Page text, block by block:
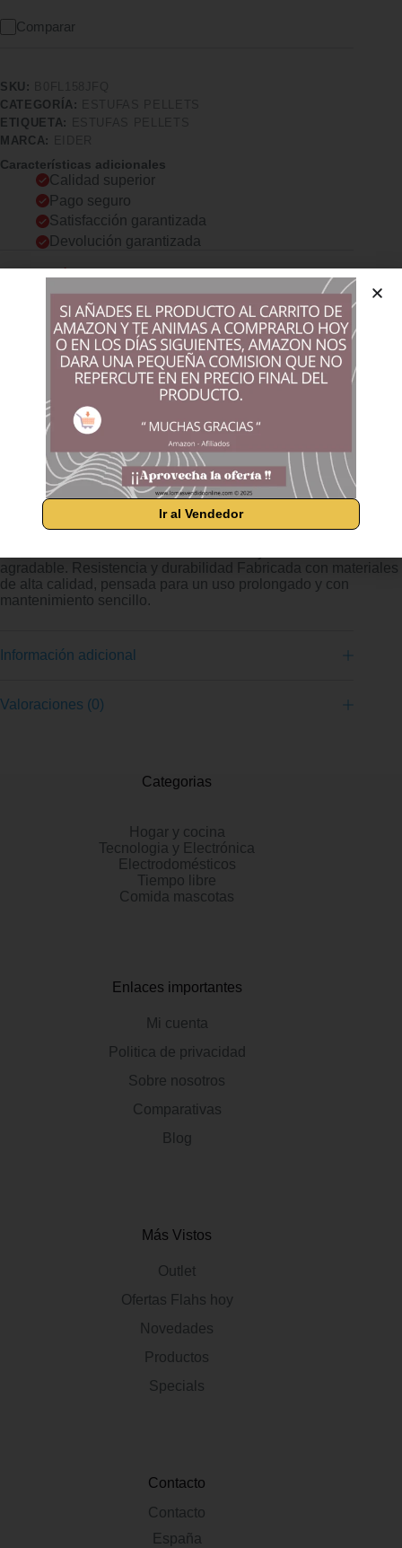
Comparar
SKU:
CATEGORÍA:
ETIQUETA:
MARCA:
Características adicionales
Calidad superior
Pago seguro
Satisfacción garantizada
Devolución garantizada
Descripción
Comprar los productos más vendidos en tiendas online
Diseño compacto y eficiente Con solo 81x38x45 cm, la estufa
AMINA se adapta perfectamente a espacios pequeños sin
renunciar a una potencia de 8,12 kW y una cobertura de hasta
150 m³.Bajo consumo y alto rendimiento Gracias a su diseño
optimizado, garantiza un uso eficiente de la leña con una
excelente distribución del calor y clasificación energética A.
Estética minimalista y funcional Ideal para quienes buscan una
estufa discreta, moderna y eficaz. Su diseño limpio y
dimensiones equilibradas encajan en todo tipo de ambientes.
🪵 Cámara de combustión para troncos medianos Su interior
agradable. Resistencia y durabilidad Fabricada con materiales
de alta calidad, pensada para un uso prolongado y con
mantenimiento sencillo.
Información adicional
Valoraciones (0)
Categorias
Hogar y cocina
Tecnologia y Electrónica
Electrodomésticos
Tiempo libre
Comida mascotas
Enlaces importantes
Mi cuenta
Politica de privacidad
Sobre nosotros
Comparativas
Blog
Más Vistos
Outlet
Ofertas Flahs hoy
Novedades
Productos
Specials
Contacto
Contacto
España
Ir al Vendedor